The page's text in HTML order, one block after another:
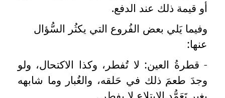
أو قيمة ذلك عند الدفع.
وفيما يَلي بعض الفُروع التي يكثُر السُّؤال
عنها:
- قطرةُ العين: لا تُفطر، وكذا الاكتحال، ولو
وجدَ طعمَ ذلك في حَلقه، والغُبار وما شابهه